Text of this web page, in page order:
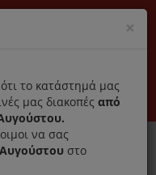
Εταιρεία Επικοινωνία
×
το κατάστημά μας
μας διακοπές από
να σας
στο